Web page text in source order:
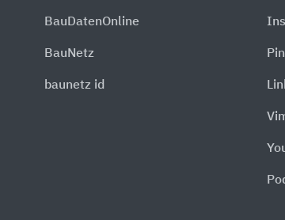
BauDatenOnline
BauNetz
baunetz id